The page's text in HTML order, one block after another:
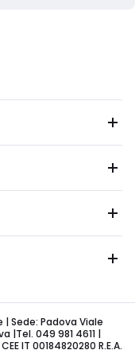
| Sede: Padova Viale
|Tel. 049 981 4611 |
IT 00184820280 R.E.A.